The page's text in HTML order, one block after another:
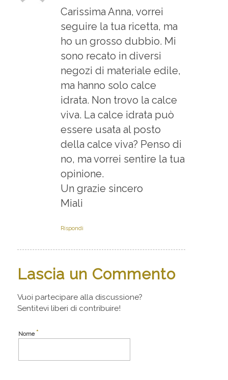
Carissima Anna, vorrei
seguire la tua ricetta, ma
ho un grosso dubbio. Mi
sono recato in diversi
negozi di materiale edile,
ma hanno solo calce
idrata. Non trovo la calce
viva. La calce idrata può
essere usata al posto
della calce viva? Penso di
no, ma vorrei sentire la tua
opinione.
Un grazie sincero
Miali
Rispondi
Lascia un Commento
Vuoi partecipare alla discussione?
Sentitevi liberi di contribuire!
Nome*